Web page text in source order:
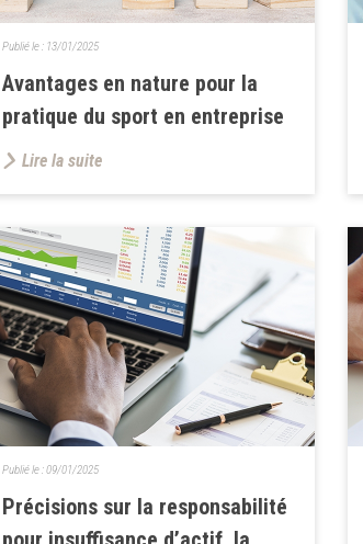
Avantages en nature pour la
pratique du sport en entreprise
Publié le : 13/01/2025
Lire la suite
Précisions sur la responsabilité
Publié le :09/01/2025